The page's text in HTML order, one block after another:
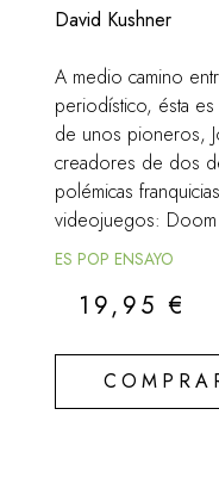
David Kushner
A medio camino
periodístico, ésta
de unos pioneros,
creadores de dos
polémicas
videojuegos:
ES POP ENSAYO
19,95€